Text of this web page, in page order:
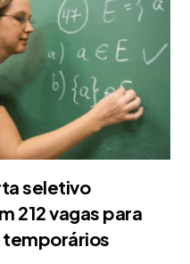
seletivo
212 vagas para